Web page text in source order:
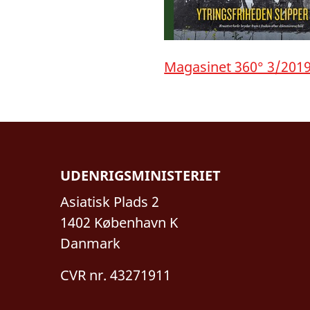
Magasinet 360° 3/
UDENRIGSMINISTERIET
Asiatisk Plads 2
1402 København K
Danmark
CVR nr. 43271911